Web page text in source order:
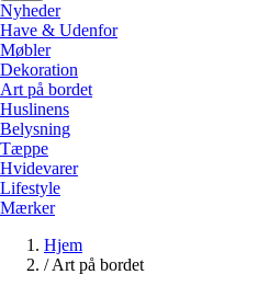
Nyheder
Have & Udenfor
Møbler
Dekoration
Art på bordet
Huslinens
Belysning
Tæppe
Hvidevarer
Lifestyle
Mærker
Hjem
/ Art på bordet